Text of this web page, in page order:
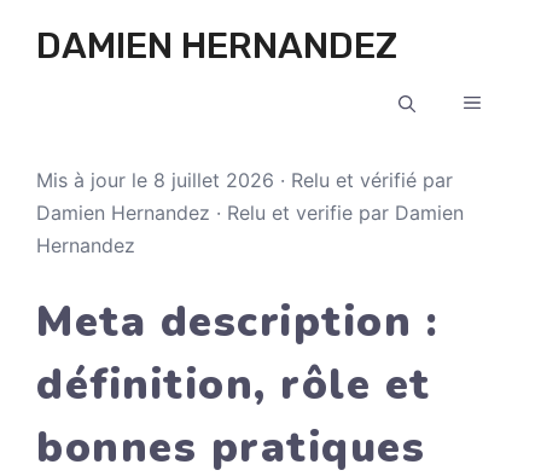
DAMIEN HERNANDEZ
Mis à jour le 8 juillet 2026 · Relu et vérifié par
Damien Hernandez · Relu et verifie par Damien
Hernandez
Meta description :
définition, rôle et
bonnes pratiques